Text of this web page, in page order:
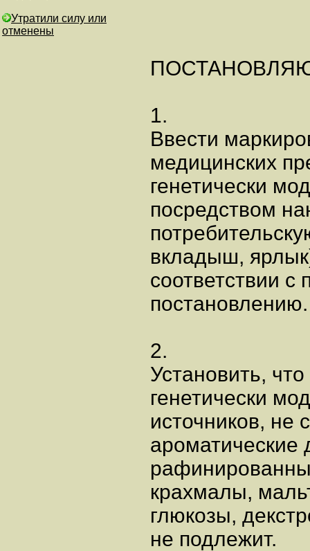
Утратили силу или
отменены
1.
Ввести
медицинских
генетически
посредством
вкладыш,
соответствии
постановлению.
2.
Установить,
генетически
источников,
ароматические
крахмалы,
глюкозы,
не подлежит.